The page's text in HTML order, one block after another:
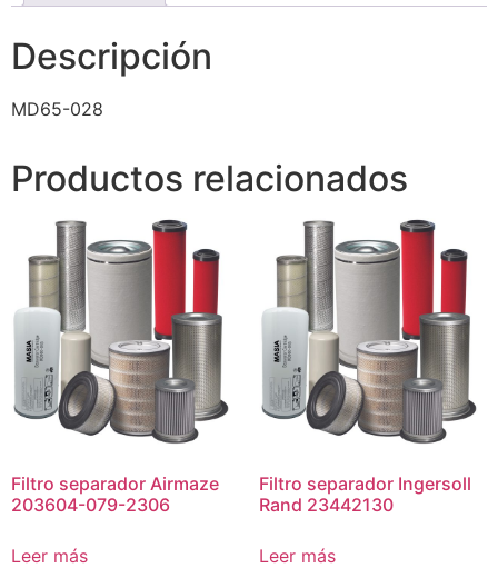
Descripción
MD65-028
Productos relacionados
Filtro separador Airmaze
203604-079-2306
Leer más
Filtro separador Ingersoll
Rand 23442130
Leer más